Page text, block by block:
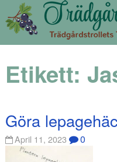
Etikett:
Göra
April 11, 2023 0